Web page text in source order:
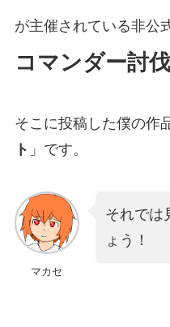
が主催されている非公
コマンダー討伐
そこに投稿した僕の作
ト 」です。
マカセ
それでは
ょう！